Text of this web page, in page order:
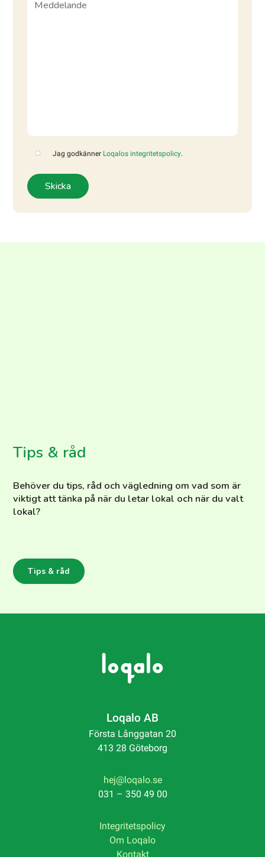
Jag godkänner Loqalos integritetspolicy.
Tips & råd
Behöver du tips, råd och vägledning om vad som är
viktigt att tänka på när du letar lokal och när du valt
lokal?
Tips & råd
Loqalo AB
Första Långgatan 20
413 28 Göteborg
hej@loqalo.se
031 – 350 49 00
Integritetspolicy
Om Loqalo
Kontakt